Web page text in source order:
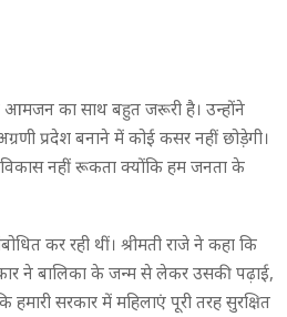
आमजन का साथ बहुत जरूरी है। उन्होंने
प्रदेश बनाने में कोई कसर नहीं छोडे़गी।
नहीं रूकता क्योंकि हम जनता के
कर रही थीं। श्रीमती राजे ने कहा कि
ने बालिका के जन्म से लेकर उसकी पढ़ाई,
सरकार में महिलाएं पूरी तरह सुरक्षित